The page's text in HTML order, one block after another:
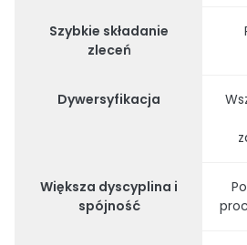
Szybkie składanie
zleceń
Dywersyfikacja
Większa dyscyplina i
spójność